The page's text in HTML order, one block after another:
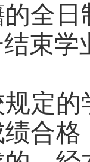
全
束学
定
合